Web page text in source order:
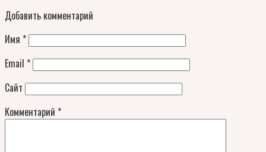
Добавить комментарий
Имя *
Email *
Сайт
Комментарий *